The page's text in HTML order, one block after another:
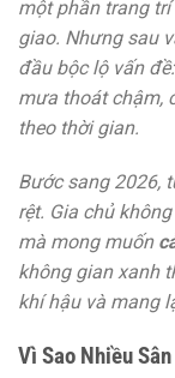
một phần trang
giao. Nhưng sau
đầu bộc lộ vấn
mưa thoát chậm,
theo thời gian.
Bước sang 2026,
rệt. Gia chủ
mà mong muốn
không gian xanh
khí hậu và mang
Vì Sao Nhiều